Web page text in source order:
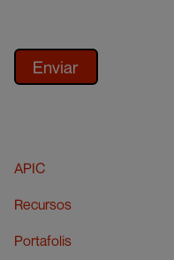
APIC
Recursos
Portafolis